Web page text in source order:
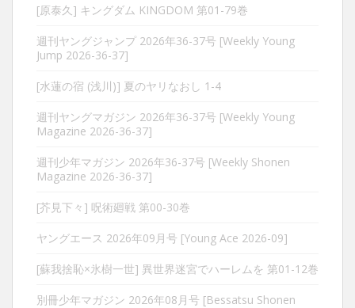
[原泰久] キングダム KINGDOM 第01-79巻
週刊ヤングジャンプ 2026年36-37号 [Weekly Young
Jump 2026-36-37]
[水蓮の宿 (浅川)] 夏のヤリなおし 1-4
週刊ヤングマガジン 2026年36-37号 [Weekly Young
Magazine 2026-36-37]
週刊少年マガジン 2026年36-37号 [Weekly Shonen
Magazine 2026-36-37]
[芥見下々] 呪術廻戦 第00-30巻
ヤングエース 2026年09月号 [Young Ace 2026-09]
[蘇我捨恥×氷樹一世] 異世界迷宮でハーレムを 第01-12巻
別冊少年マガジン 2026年08月号 [Bessatsu Shonen